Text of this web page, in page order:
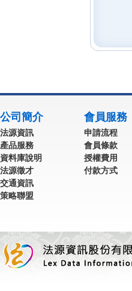
公司簡介
法源資訊
產品服務
資料庫說明
法源徵才
交通資訊
策略聯盟
會員服務
申請流程
會員條款
授權費用
付款方式